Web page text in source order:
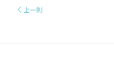
上一則